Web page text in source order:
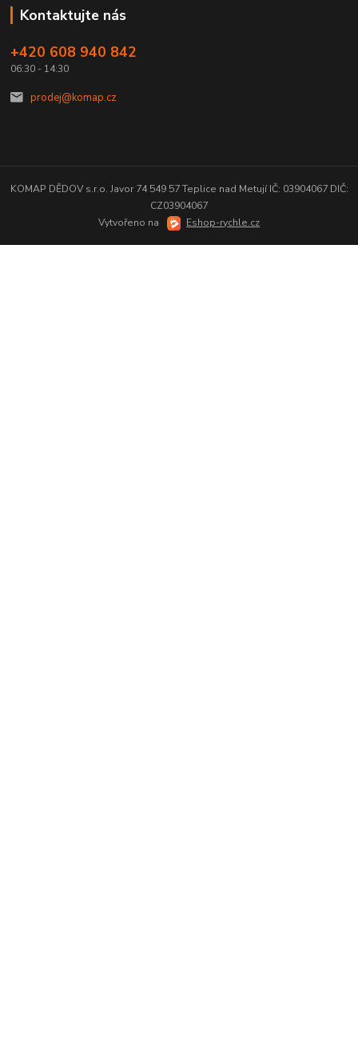
Kontaktujte nás
+420 608 940 842
06:30 - 14:30
prodej@komap.cz
KOMAP DĚDOV s.r.o. Javor 74 549 57 Teplice nad Metují IČ: 03904067 DIČ:
CZ03904067
Vytvořeno na
Eshop-rychle.cz